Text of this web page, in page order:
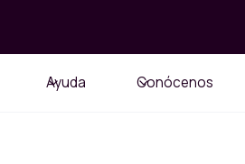
Ayuda Conócenos